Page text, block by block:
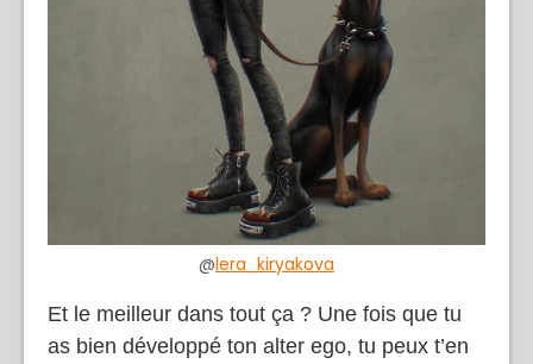
@lera_kiryakova
Et le meilleur dans tout ça ? Une fois que tu
as bien développé ton alter ego, tu peux t’en